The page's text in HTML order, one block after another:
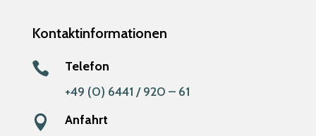
Kontaktinformationen

Telefon
+49 (0) 6441 / 920 – 61

Anfahrt